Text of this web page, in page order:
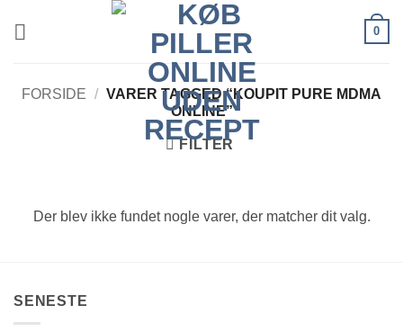
0
FORSIDE / VARER TAGGED “KOUPIT PURE MDMA
ONLINE”
FILTER
Der blev ikke fundet nogle varer, der matcher dit valg.
SENESTE